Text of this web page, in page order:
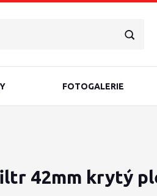
FOTOGALERIE
42mm krytý